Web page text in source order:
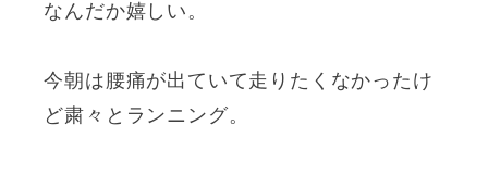
なんだか嬉しい。
今朝は腰痛が出ていて走りたくなかったけ
ど粛々とランニング。